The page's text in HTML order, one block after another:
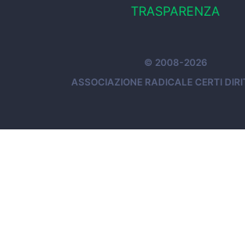
TRASPARENZA
© 2008-2026
ASSOCIAZIONE RADICALE CERTI